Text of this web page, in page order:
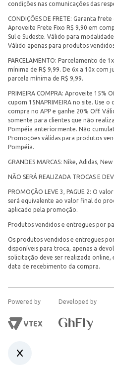
condições nas comunicações das
CONDIÇÕES DE FRETE: Garanta
Aproveite Frete Fixo R$ 9,90 em
Sul e Sudeste. Válido para
Válido apenas para produtos
PARCELAMENTO: Parcelamento de
mínima de R$ 9,99. De 6x a 10x com
parcela mínima de R$ 9,99.
PRIMEIRA COMPRA: Aproveite 15%
cupom 15NAPRIMEIRA no site. Use
compra no APP e ganhe 20% Off.
somente para clientes que não
Pompéia anteriormente. Não
Promoções válidas para produtos
Pompéia.
GRANDES MARCAS: Nike, Adidas,
NÃO SERÁ REALIZADA TROCAS E
PROMOÇÃO LEVE 3, PAGUE 2: O
será equivalente ao valor final do
aplicado pela promoção.
Produtos vendidos e entregues por
Os produtos vendidos e entregues
disponíveis para troca, apenas a
solicitação deve ser realizada
data de recebimento da compra.
Powered by Developed by